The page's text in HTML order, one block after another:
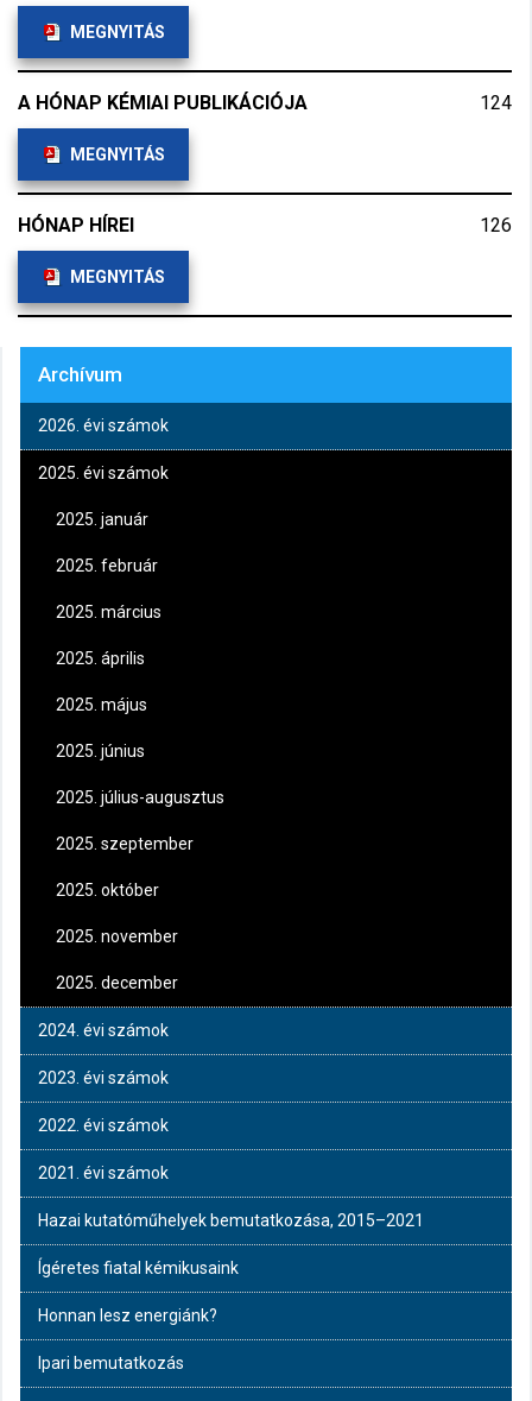
MEGNYITÁS
A HÓNAP KÉMIAI PUBLIKÁCIÓJA 124
MEGNYITÁS
HÓNAP HÍREI 126
MEGNYITÁS
Archívum
2026. évi számok
2025. évi számok
2025. január
2025. február
2025. március
2025. április
2025. május
2025. június
2025. július-augusztus
2025. szeptember
2025. október
2025. november
2025. december
2024. évi számok
2023. évi számok
2022. évi számok
2021. évi számok
Hazai kutatóműhelyek bemutatkozása, 2015–2021
Ígéretes fiatal kémikusaink
Honnan lesz energiánk?
Ipari bemutatkozás